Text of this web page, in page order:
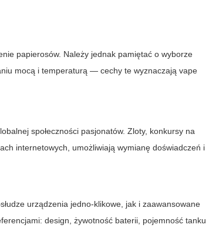
papierosów. Należy jednak pamiętać o wyborze
mocą i temperaturą — cechy te wyznaczająvape
społeczności pasjonatów. Zloty, konkursy na
internetowych, umożliwiają wymianę doświadczeń i
urządzenia jedno-klikowe, jak i zaawansowane
design, żywotność baterii, pojemność tanku